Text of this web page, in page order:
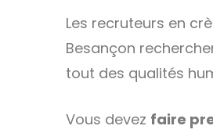
Les recruteurs en
Besançon
tout des qualités
Vous devez faire